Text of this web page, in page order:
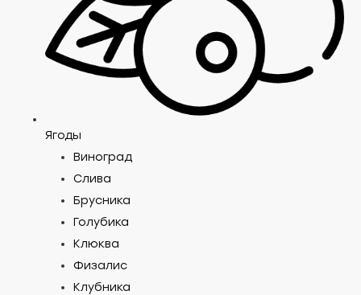
Ягоды
Виноград
Слива
Брусника
Голубика
Клюква
Физалис
Клубника